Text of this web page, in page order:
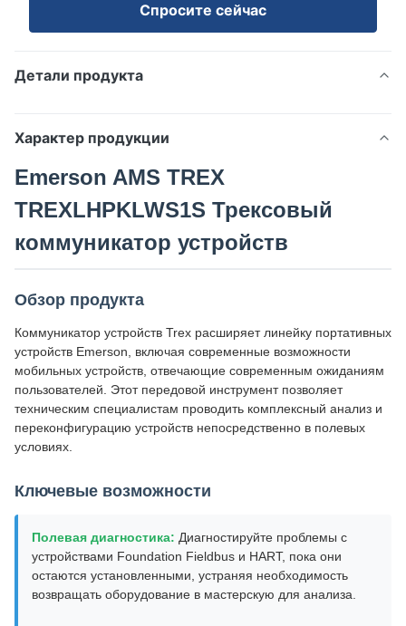
Спросите сейчас
Детали продукта
Характер продукции
Emerson AMS TREX
TREXLHPKLWS1S Трексовый
коммуникатор устройств
Обзор продукта
Коммуникатор устройств Trex расширяет линейку портативных
устройств Emerson, включая современные возможности
мобильных устройств, отвечающие современным ожиданиям
пользователей. Этот передовой инструмент позволяет
техническим специалистам проводить комплексный анализ и
переконфигурацию устройств непосредственно в полевых
условиях.
Ключевые возможности
Полевая диагностика: Диагностируйте проблемы с
устройствами Foundation Fieldbus и HART, пока они
остаются установленными, устраняя необходимость
возвращать оборудование в мастерскую для анализа.